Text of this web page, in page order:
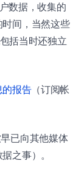
数据，收集的
间，当然这些
括当时还独立
的报告（订阅帐
已向其他媒体
之事）。